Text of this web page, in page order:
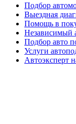
Подбор
Выездная
Помощь в
Независимый
Подбор авто
Услуги
Автоэксперт